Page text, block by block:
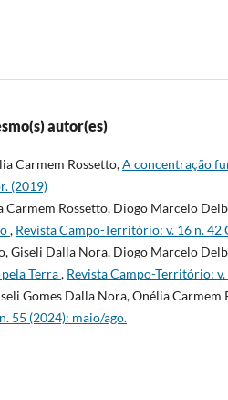
autor(es)
Carmem Rossetto,A concentração
(2019)
Rossetto, Diogo Marcelo
, Revista Campo-Território: v. 16 n. 42
Giseli Dalla Nora, Diogo Marcelo
Terra, Revista Campo-Território: v.
Gomes Dalla Nora, Onélia Carmem
55 (2024): maio/ago.